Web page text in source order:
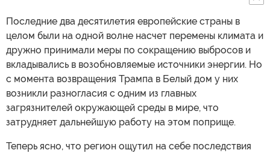
Последние два десятилетия европейские страны в
целом были на одной волне насчет перемены климата и
дружно принимали меры по сокращению выбросов и
вкладывались в возобновляемые источники энергии. Но
с момента возвращения Трампа в Белый дом у них
возникли разногласия с одним из главных
загрязнителей окружающей среды в мире, что
затрудняет дальнейшую работу на этом поприще.
Теперь ясно, что регион ощутил на себе последствия